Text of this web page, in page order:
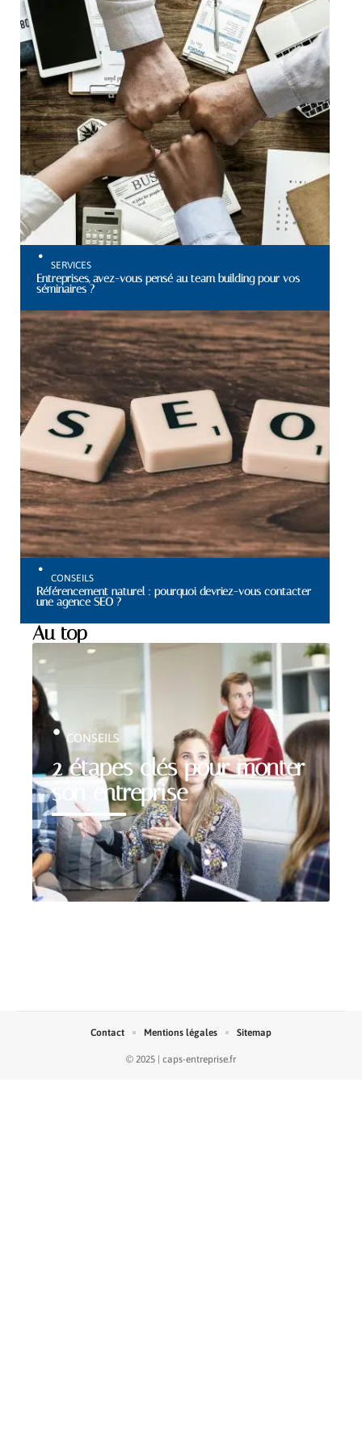
SERVICES
Entreprises, avez-vous pensé au team building pour vos
séminaires ?
CONSEILS
Référencement naturel : pourquoi devriez-vous contacter
une agence SEO ?
Au top
2 étapes clés pour monter
son entreprise
CONSEILS
© 2025 | caps-entreprise.fr
Contact Mentions légales Sitemap